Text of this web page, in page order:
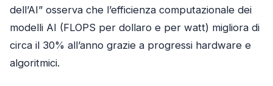
dell’AI” osserva che l’efficienza computazionale dei
modelli AI (FLOPS per dollaro e per watt) migliora di
circa il 30% all’anno grazie a progressi hardware e
algoritmici.